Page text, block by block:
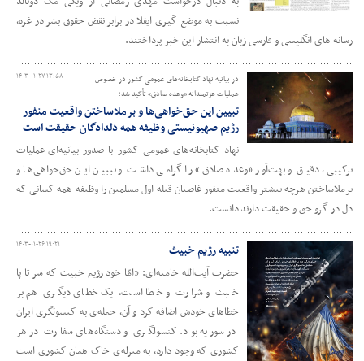
نسبت به موضع گیری ایفلا در برابر نقض حقوق بشر در غزه،
رسانه های انگلیسی و فارسی زبان به انتشار این خبر پرداختند.
۱۴۰۳-۰۱-۲۷ ۱۳:۵۸
در بیانیه نهاد کتابخانه‌های عمومی کشور در خصوص
عملیات عزتمندانه «وعده صادق» تأکید شد؛
تبیین این حق‌خواهی‌ها و برملاساختن واقعیت منفور
رژیم صهیونیستی وظیفه همه دلدادگان حقیقت است
نهاد کتابخانه‌های عمومی کشور با صدور بیانیه‌ای عملیات
ترکیبی، دقیق و بهت‌آور «وعده صادق» را گرامی داشت و تببین این حق‌خواهی‌ها و
برملاساختن هرچه بیشتر واقعیت منفور غاصبان قبله اول مسلمین را وظیفه همه کسانی که
دل در گرو حق و حقیقت دارند دانست.
۱۴۰۳-۰۱-۲۶ ۱۹:۲۱ تنبیه رژیم خبیث
حضرت آیت‌الله خامنه‌ای: «امّا خود رژیم خبیث که سر تا پا
خبث و شرارت و خطا است، یک خطای دیگری هم بر
خطاهای خودش اضافه کرد و آن، حمله‌ی به کنسولگری ایران
در سوریه بود. کنسولگری و دستگاه‌های سفارت در هر
کشوری که وجود دارد، به منزله‌ی خاک همان کشوری است